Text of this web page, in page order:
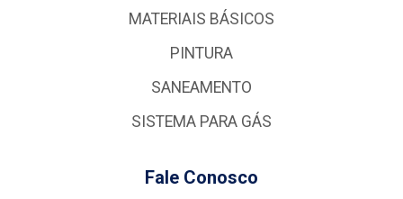
MATERIAIS BÁSICOS
PINTURA
SANEAMENTO
SISTEMA PARA GÁS
Fale Conosco